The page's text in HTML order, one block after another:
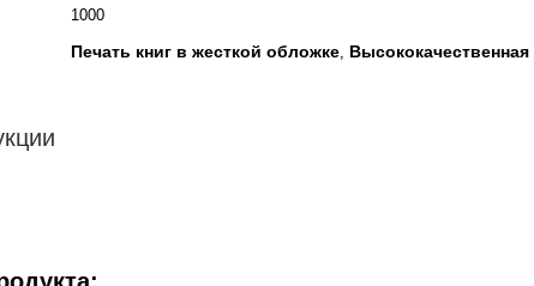
1000
Печать книг в жесткой обложке, Высококачественная